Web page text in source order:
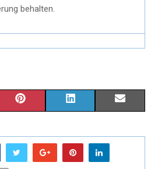
behalten.
N
T
N
K